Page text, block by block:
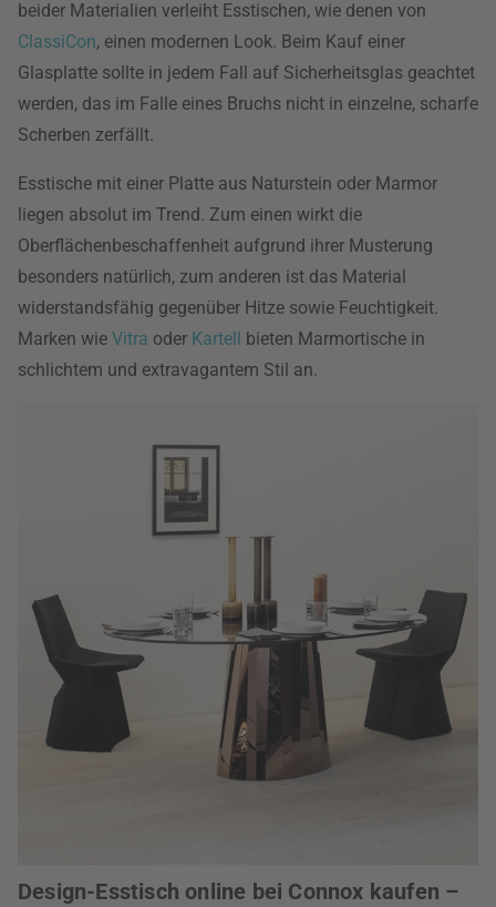
beider Materialien verleiht Esstischen, wie denen von
ClassiCon, einen modernen Look. Beim Kauf einer
Glasplatte sollte in jedem Fall auf Sicherheitsglas geachtet
werden, das im Falle eines Bruchs nicht in einzelne, scharfe
Scherben zerfällt.
Esstische mit einer Platte aus Naturstein oder Marmor
liegen absolut im Trend. Zum einen wirkt die
Oberflächenbeschaffenheit aufgrund ihrer Musterung
besonders natürlich, zum anderen ist das Material
widerstandsfähig gegenüber Hitze sowie Feuchtigkeit.
Marken wie Vitra oder Kartell
bieten Marmortische in
schlichtem und extravagantem Stil an.
Design-Esstisch online bei Connox kaufen –